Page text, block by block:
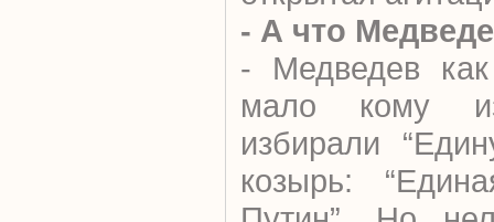
- А что
- Медведев как
мало кому
избирали
козырь: